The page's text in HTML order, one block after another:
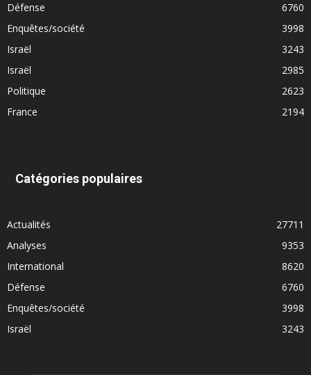
Défense
6760
Enquêtes/société
3998
Israël
3243
Israël
2985
Politique
2623
France
2194
Catégories populaires
Actualités
27711
Analyses
9353
International
8620
Défense
6760
Enquêtes/société
3998
Israël
3243